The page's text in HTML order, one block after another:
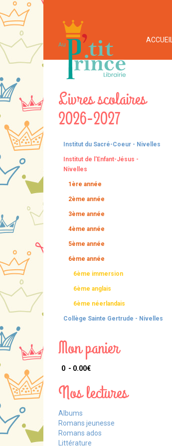
ACCUEIL
Livres scolaires
2026-2027
Institut du Sacré-Coeur - Nivelles
Institut de l'Enfant-Jésus -
Nivelles
1ère année
2ème année
3ème année
4ème année
5ème année
6ème année
6ème immersion
6ème anglais
6ème néerlandais
Collège Sainte Gertrude - Nivelles
Mon panier
0 - 0.00‎€
Nos lectures
Albums
Romans jeunesse
Romans ados
Littérature